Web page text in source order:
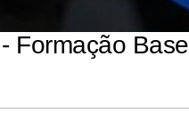
Formação Base